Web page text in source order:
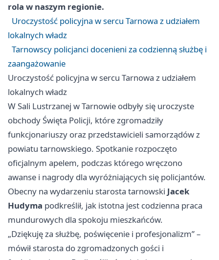
rola w naszym regionie.
Uroczystość policyjna w sercu Tarnowa z udziałem
lokalnych władz
Tarnowscy policjanci docenieni za codzienną służbę i
zaangażowanie
Uroczystość policyjna w sercu Tarnowa z udziałem
lokalnych władz
W Sali Lustrzanej w Tarnowie odbyły się uroczyste
obchody Święta Policji, które zgromadziły
funkcjonariuszy oraz przedstawicieli samorządów z
powiatu tarnowskiego. Spotkanie rozpoczęto
oficjalnym apelem, podczas którego wręczono
awanse i nagrody dla wyróżniających się policjantów.
Obecny na wydarzeniu starosta tarnowski Jacek
Hudyma podkreślił, jak istotna jest codzienna praca
mundurowych dla spokoju mieszkańców.
„Dziękuję za służbę, poświęcenie i profesjonalizm” –
mówił starosta do zgromadzonych gości i